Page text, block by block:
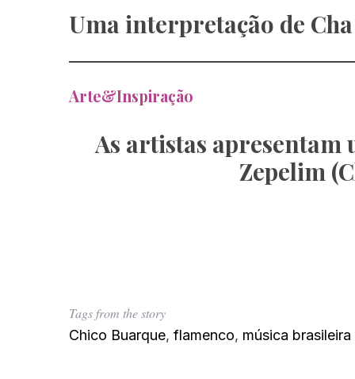
Uma interpretação de
Arte&Inspiração
As artistas apresentam
Zepelim
Tags from the story
Chico Buarque, flamenco, música brasileira